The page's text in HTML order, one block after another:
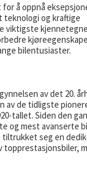
å oppnå
teknologi og kraftige
viktigste
bilentusiaster.
av det 20.
av de tidligste
tallet. Siden den
og mest avanserte
seg en